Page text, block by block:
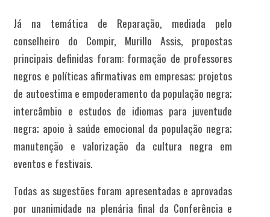
Já na temática de Reparação, mediada pelo
conselheiro do Compir, Murillo Assis, propostas
principais definidas foram: formação de professores
negros e políticas afirmativas em empresas; projetos
de autoestima e empoderamento da população negra;
intercâmbio e estudos de idiomas para juventude
negra; apoio à saúde emocional da população negra;
manutenção e valorização da cultura negra em
eventos e festivais.
Todas as sugestões foram apresentadas e aprovadas
por unanimidade na plenária final da Conferência e